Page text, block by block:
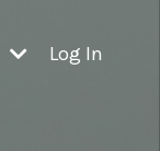
Log In